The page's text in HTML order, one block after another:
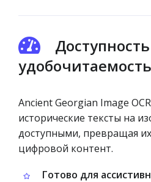
удобочитаемость
Ancient Georgian Image
исторические тексты на
доступными, превращая
цифровой контент.
Готово для